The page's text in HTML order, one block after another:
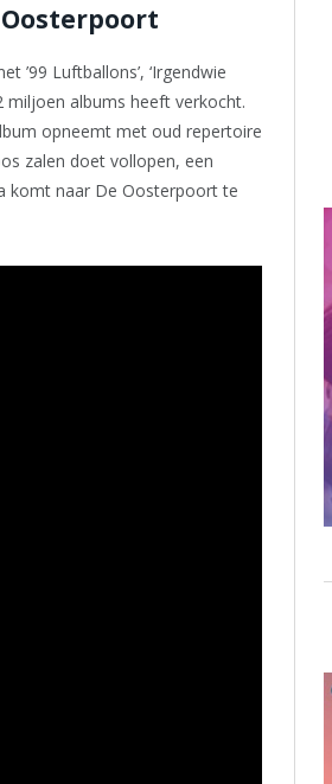
’99 Luftballons’, ‘Irgendwie
miljoen albums heeft verkocht.
opneemt met oud repertoire
zalen doet vollopen, een
komt naar De Oosterpoort te